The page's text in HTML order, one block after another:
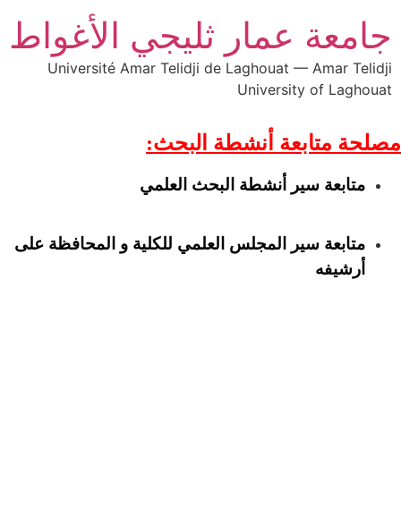
جامعة عمار ثليجي الأغواط
Université Amar Telidji de Laghouat — Amar Telidji
University of Laghouat
مصلحة متابعة أنشطة البحث:
متابعة سير أنشطة البحث العلمي
متابعة سير المجلس العلمي للكلية و المحافظة على
أرشيفه